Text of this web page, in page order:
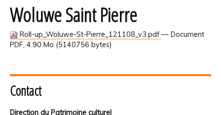
Woluwe Saint Pierre
Roll-up_Woluwe-St-Pierre_121108_v3.pdf — Document
PDF, 4.90 Mo (5140756 bytes)
Contact
Direction du Patrimoine culturel